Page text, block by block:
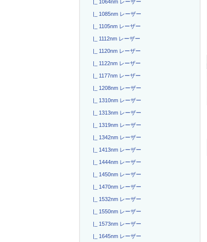
|_ 1064nm レーザー
|_ 1085nm レーザー
|_ 1105nm レーザー
|_ 1112nm レーザー
|_ 1120nm レーザー
|_ 1122nm レーザー
|_ 1177nm レーザー
|_ 1208nm レーザー
|_ 1310nm レーザー
|_ 1313nm レーザー
|_ 1319nm レーザー
|_ 1342nm レーザー
|_ 1413nm レーザー
|_ 1444nm レーザー
|_ 1450nm レーザー
|_ 1470nm レーザー
|_ 1532nm レーザー
|_ 1550nm レーザー
|_ 1573nm レーザー
|_ 1645nm レーザー